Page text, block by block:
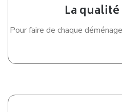
La
Pour faire de chaque